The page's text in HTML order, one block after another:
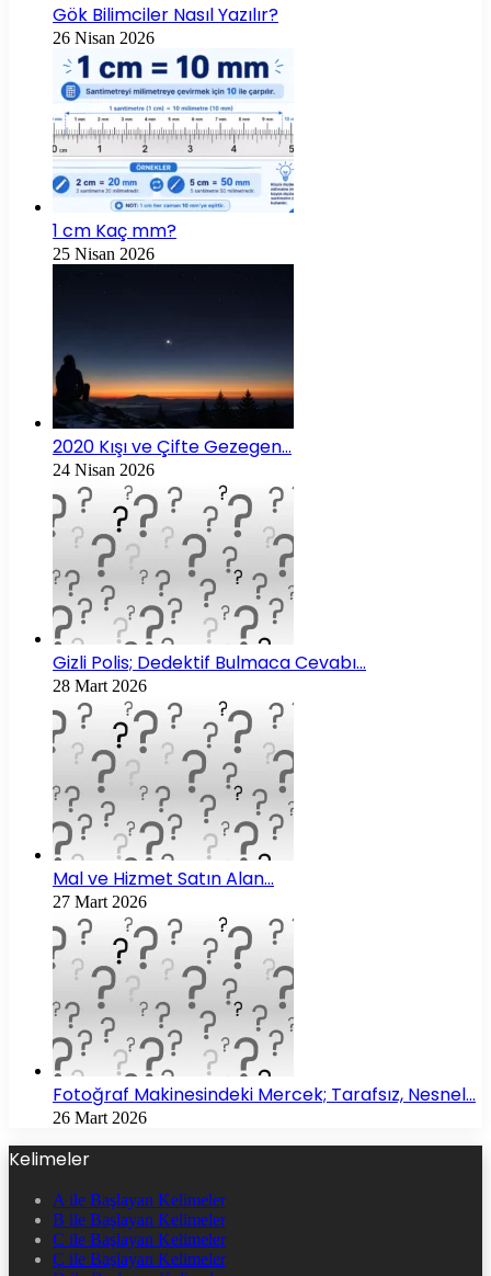
Gök Bilimciler Nasıl Yazılır?
26 Nisan 2026
1 cm Kaç mm?
25 Nisan 2026
2020 Kışı ve Çifte Gezegen…
24 Nisan 2026
Gizli Polis; Dedektif Bulmaca Cevabı…
28 Mart 2026
Mal ve Hizmet Satın Alan…
27 Mart 2026
Fotoğraf Makinesindeki Mercek; Tarafsız, Nesnel…
26 Mart 2026
Kelimeler
A ile Başlayan Kelimeler
B ile Başlayan Kelimeler
C ile Başlayan Kelimeler
Ç ile Başlayan Kelimeler